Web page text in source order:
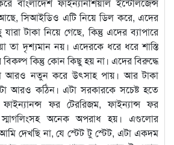
সিআইডিও এটি নিয়ে ডিল করে, এদের
টাকা নিয়ে গেছে, কিন্তু এদের ব্যাপারে
তা দৃশ্যমান নয়। এদেরকে ধরে ধরে শাস্তি
বিকল্প কিন্তু কোন কিছু হয় না। এদের বিরুদ্ধে
আরও নতুন করে উৎসাহ পায়। আর টাকা
আরও কঠিন। এটা সরকারকে সচেষ্ট হতে
ফাইন্যানন্স ফর টেররিজম, ফাইন্যান্স ফর
স্মাগলিংসহ অনেক অপরাধ হয়। এগুলোর
দেখছি না, যে স্টেট টু স্টেট, এটা একদম